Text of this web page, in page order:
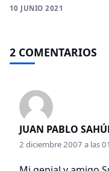
10 JUNIO 2021
2 COMENTARIOS
JUAN PABLO
2 diciembre 2007 a las